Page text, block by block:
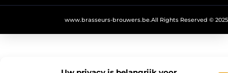
All Rights Reserved © 2025
www.brasseurs-brouwers.be.